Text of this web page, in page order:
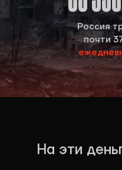
Россия
почти
На эти